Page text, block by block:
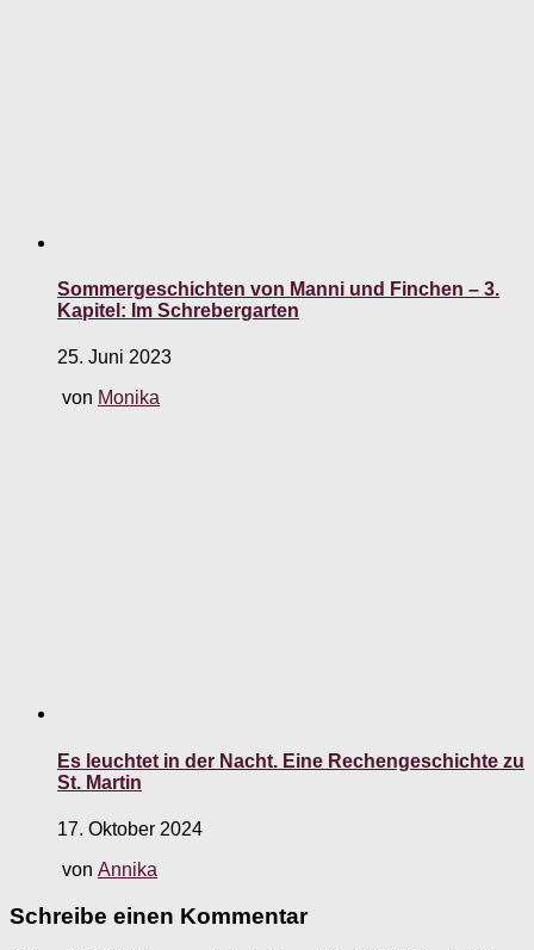
Sommergeschichten von Manni und Finchen – 3.
Kapitel: Im Schrebergarten
25. Juni 2023
von Monika
Es leuchtet in der Nacht. Eine Rechengeschichte zu
St. Martin
17. Oktober 2024
von Annika
Schreibe einen Kommentar